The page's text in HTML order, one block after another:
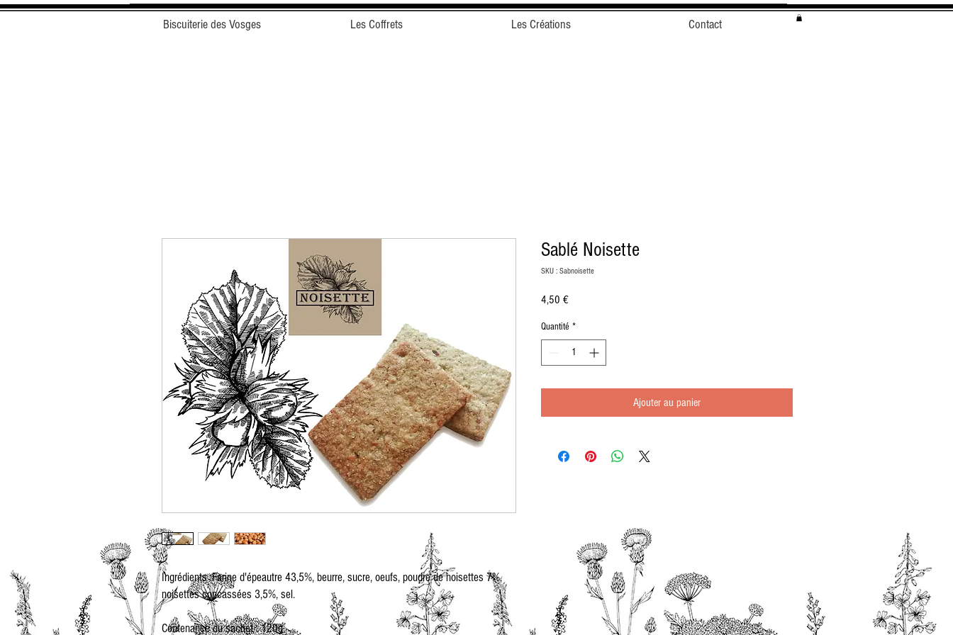
Biscuiterie des Vosges Les Coffrets Les Créations Contact
Ingrédients :Farine d'épeautre 43,5%, beurre, sucre, oeufs, poudre de noisettes 7%,
noisettes concassées 3,5%, sel.
Contenance du sachet : 120g
Sablé Noisette
SKU : Sabnoisette
4,50 €Prix
Quantité *
Ajouter au panier